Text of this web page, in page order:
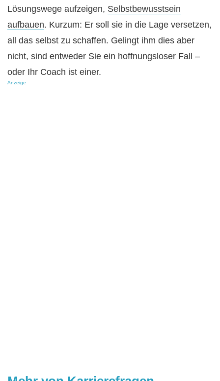
Lösungswege aufzeigen, Selbstbewusstsein
aufbauen. Kurzum: Er soll sie in die Lage versetzen,
all das selbst zu schaffen. Gelingt ihm dies aber
nicht, sind entweder Sie ein hoffnungsloser Fall –
oder Ihr Coach ist einer.
Anzeige